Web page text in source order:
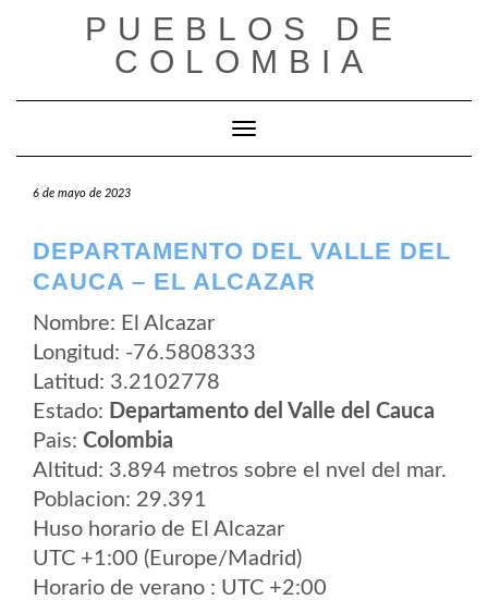
PUEBLOS DE
COLOMBIA
Cambiar modo de navegación
6 de mayo de 2023
DEPARTAMENTO DEL VALLE DEL
CAUCA – EL ALCAZAR
Nombre: El Alcazar
Longitud: -76.5808333
Latitud: 3.2102778
Estado: Departamento del Valle del Cauca
Pais: Colombia
Altitud: 3.894 metros sobre el nvel del mar.
Poblacion: 29.391
Huso horario de El Alcazar
UTC +1:00 (Europe/Madrid)
Horario de verano : UTC +2:00